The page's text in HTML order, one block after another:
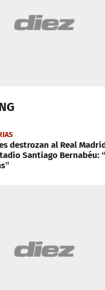
destrozan al Real
Santiago Bernabéu: